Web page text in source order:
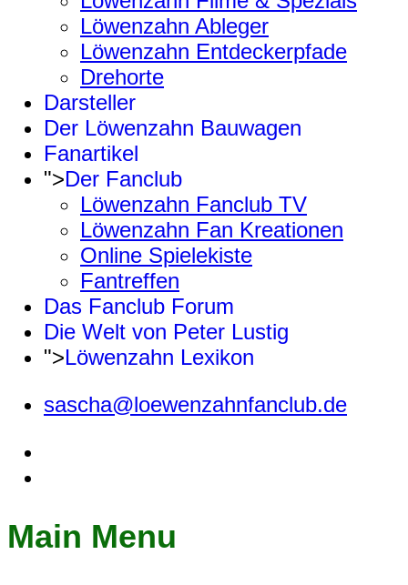
Löwenzahn Ableger
Löwenzahn Entdeckerpfade
Drehorte
Darsteller
Der Löwenzahn Bauwagen
Fanartikel
">Der Fanclub
Löwenzahn Fanclub TV
Löwenzahn Fan Kreationen
Online Spielekiste
Fantreffen
Das Fanclub Forum
Die Welt von Peter Lustig
">Löwenzahn Lexikon
sascha@loewenzahnfanclub.de
Main Menu